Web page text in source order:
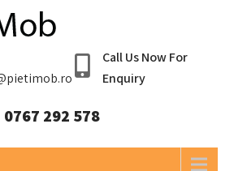
Call Us Now For
Enquiry
0767 292 578